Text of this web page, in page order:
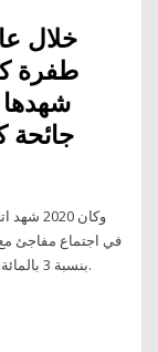
طفرة
شهدها
جائحة
وكان
في اجتماع مفاجئ
بنسبة 3 بالمائة، لدعم السوق في مواجهة التداعيات السلبية للجائحة.